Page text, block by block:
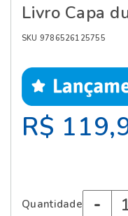
Livro Capa
SKU 9786526125755
R$
Quantidade -